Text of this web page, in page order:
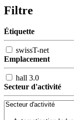
Filtre
Étiquette
swissT-net
Emplacement
hall 3.0
Secteur d'activité